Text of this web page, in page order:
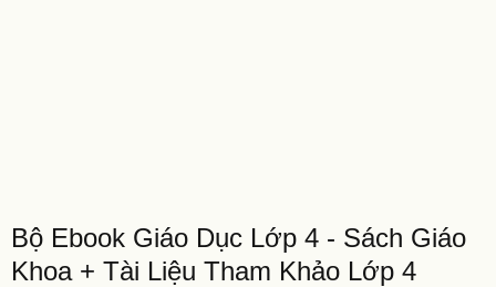
Bộ Ebook Giáo Dục Lớp 4 - Sách Giáo
Khoa + Tài Liệu Tham Khảo Lớp 4